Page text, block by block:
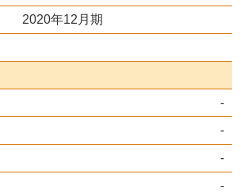
2020年12月期
-
-
-
-